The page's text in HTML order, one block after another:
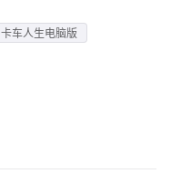
卡车人生电脑版